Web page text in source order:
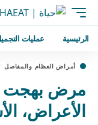
الرئيسية عمليات
أمراض العظام والمفاصل
الأعراض،